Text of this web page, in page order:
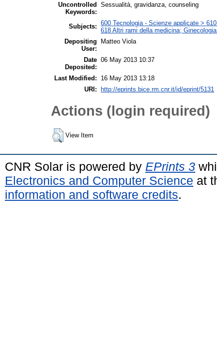
Uncontrolled
Keywords:
Sessualità, gravidanza, counseling
Subjects: 600 Tecnologia - Scienze applicate >
618 Altri rami della medicina;
Depositing
User:
Matteo Viola
Date
Deposited:
06 May 2013 10:37
Last Modified:
16 May 2013 13:18
URI:
http://eprints.bice.rm.cnr.it/id/eprint/5131
Actions (login required)
View Item
CNR Solar is powered by EPrints 3
Electronics and Computer Science at
information and software credits.